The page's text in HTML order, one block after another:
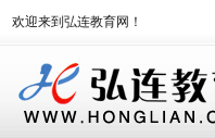
欢迎来到弘连教育网！